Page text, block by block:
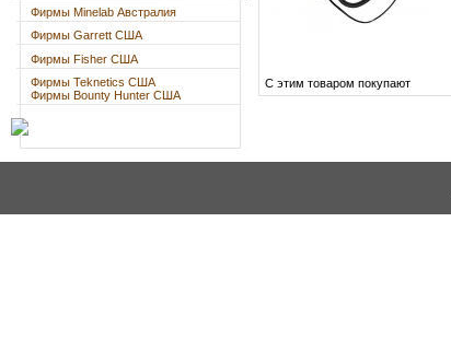
Фирмы Minelab Австралия
Фирмы Garrett США
Фирмы Fisher США
Фирмы Teknetics США
Фирмы Bounty Hunter США
С этим товаром покупают